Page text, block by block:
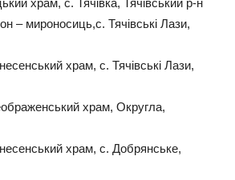
храм, с. Тячівка, Тячівський р-н
– мироносиць,с. Тячівські Лази,
храм, с. Тячівські Лази,
храм, Округла,
храм, с. Добрянське,